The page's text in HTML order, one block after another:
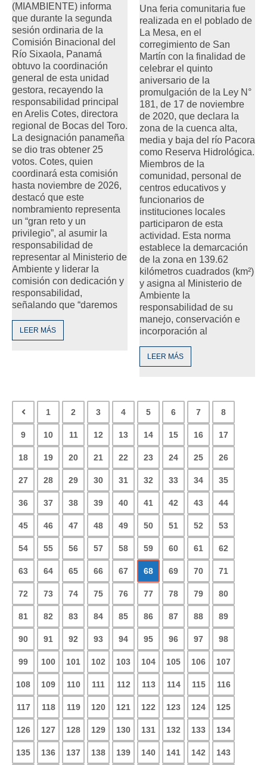
(MIAMBIENTE) informa
que durante la segunda
sesión ordinaria de la
Comisión Binacional del
Río Sixaola, Panamá
obtuvo la coordinación
general de esta unidad
gestora, recayendo la
responsabilidad principal
en Arelis Cotes, directora
regional de Bocas del Toro.
La designación panameña
se dio tras obtener 25
votos. Cotes, quien
coordinará esta comisión
hasta noviembre de 2026,
destacó que este
nombramiento representa
un “gran reto y un
privilegio”, al asumir la
responsabilidad de
representar al Ministerio de
Ambiente y liderar la
comisión con dedicación y
responsabilidad,
señalando que “daremos
LEER MÁS
Una feria comunitaria fue
realizada en el poblado de
La Mesa, en el
corregimiento de San
Martín con la finalidad de
celebrar el quinto
aniversario de la
promulgación de la Ley N°
181, de 17 de noviembre
de 2020, que declara la
zona de la cuenca alta,
media y baja del río Pacora
como Reserva Hidrológica.
Miembros de la
comunidad, personal de
centros educativos y
funcionarios de
instituciones locales
participaron de esta
actividad. Esta norma
establece la demarcación
de la zona en 139.62
kilómetros cuadrados (km²)
y asigna al Ministerio de
Ambiente la
responsabilidad de su
manejo, conservación e
incorporación al
LEER MÁS
1 2 3 4 5 6 7 8
9 10 11 12 13 14 15 16 17
18 19 20 21 22 23 24 25 26
27 28 29 30 31 32 33 34 35
36 37 38 39 40 41 42 43 44
45 46 47 48 49 50 51 52 53
54 55 56 57 58 59 60 61 62
63 64 65 66 67 68 69 70 71
72 73 74 75 76 77 78 79 80
81 82 83 84 85 86 87 88 89
90 91 92 93 94 95 96 97 98
99 100 101 102 103 104 105 106 107
108 109 110 111 112 113 114 115 116
117 118 119 120 121 122 123 124 125
126 127 128 129 130 131 132 133 134
135 136 137 138 139 140 141 142 143